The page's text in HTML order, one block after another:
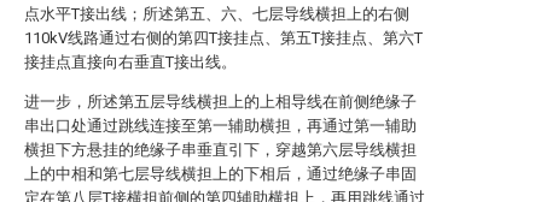
点水平T接出线；所述第五、六、七层导线横担上的右侧
110kV线路通过右侧的第四T接挂点、第五T接挂点、第六T
接挂点直接向右垂直T接出线。
进一步，所述第五层导线横担上的上相导线在前侧绝缘子
串出口处通过跳线连接至第一辅助横担，再通过第一辅助
横担下方悬挂的绝缘子串垂直引下，穿越第六层导线横担
上的中相和第七层导线横担上的下相后，通过绝缘子串固
定在第八层T接横担前侧的第四辅助横担上，再用跳线通过